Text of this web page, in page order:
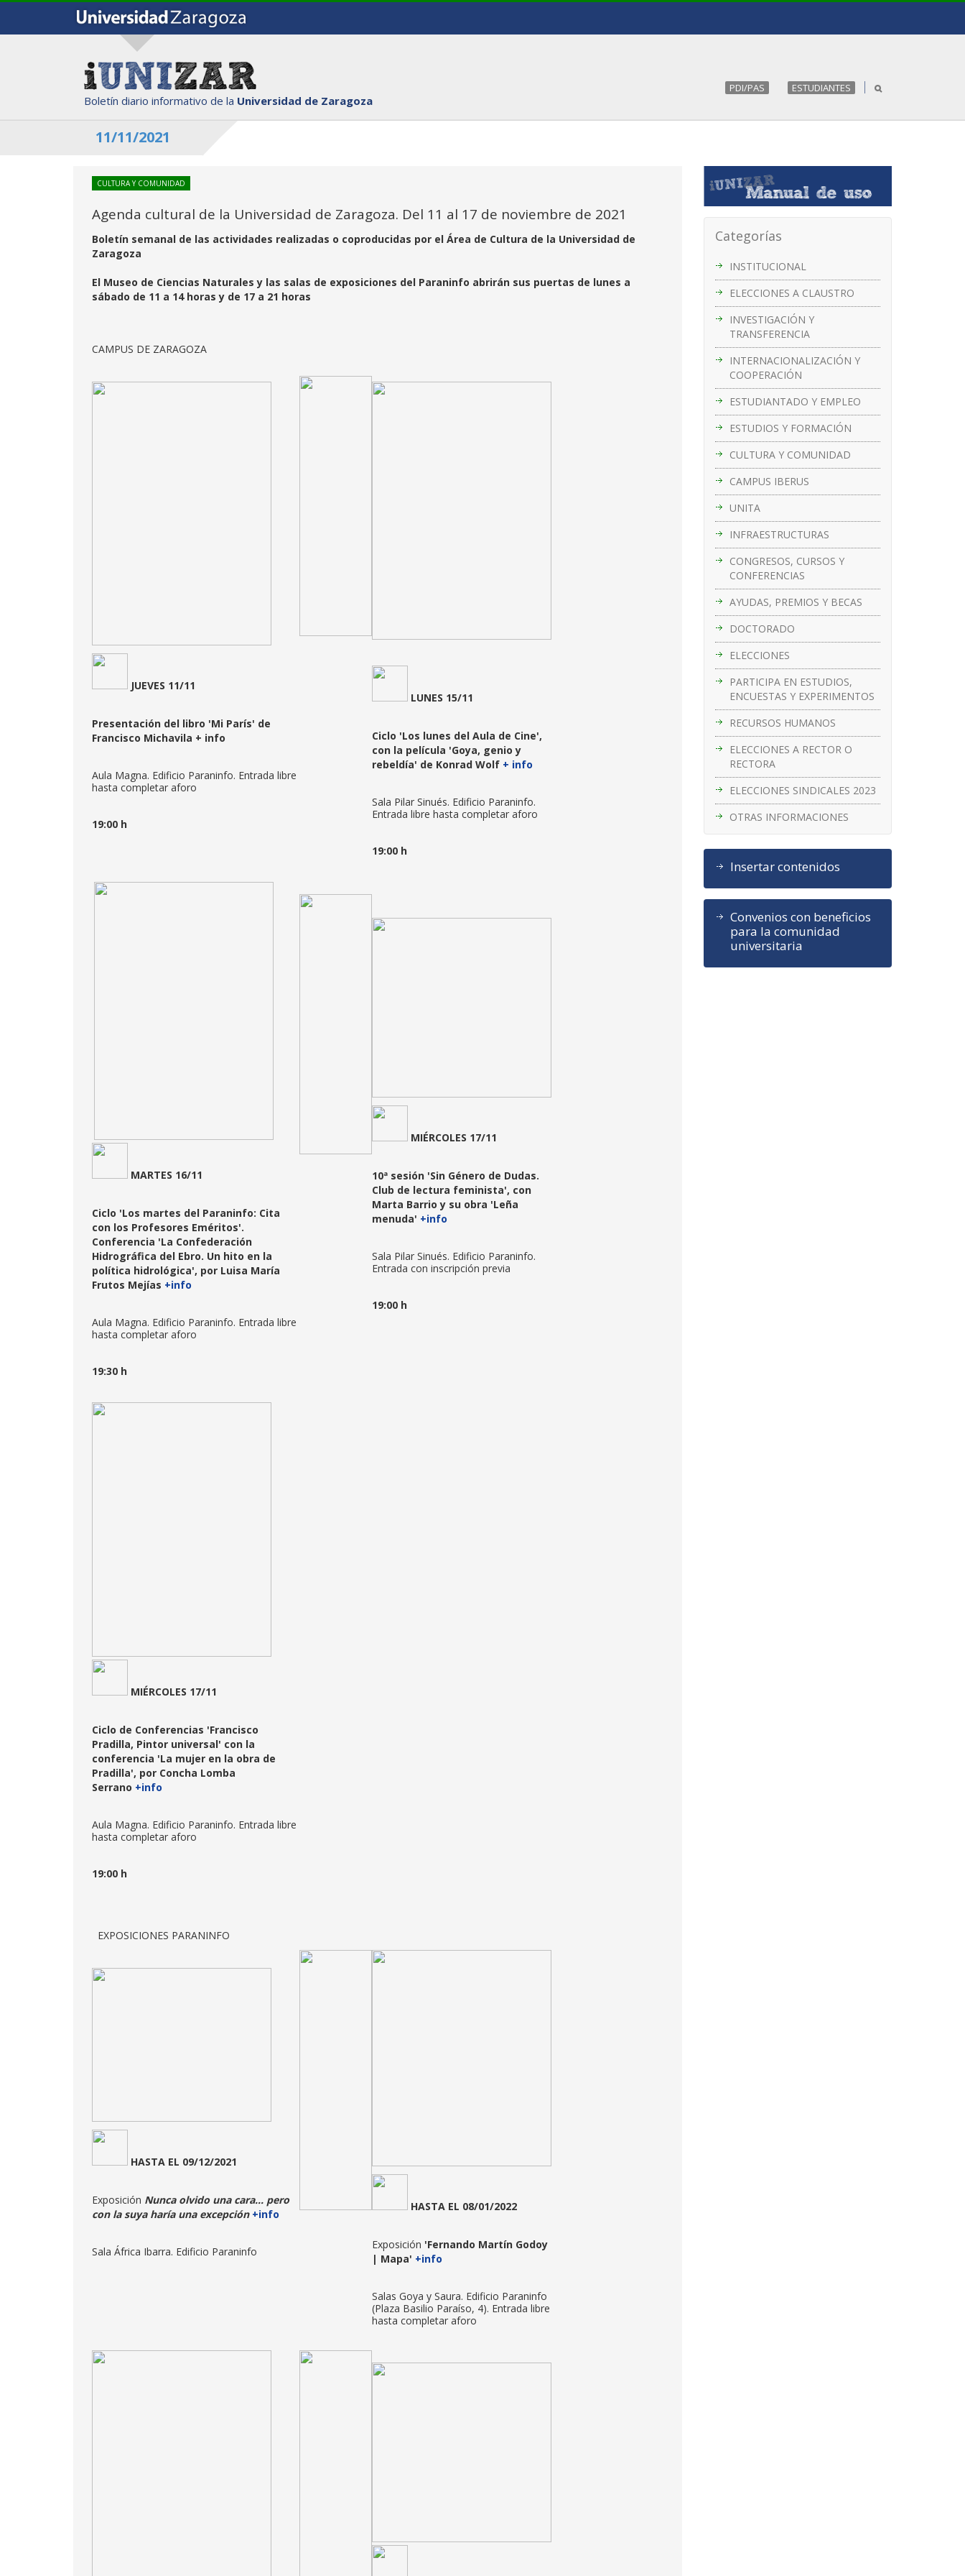
Boletín diario informativo de la Universidad de Zaragoza
PDI/PAS ESTUDIANTES
11/11/2021
Categorías
INSTITUCIONAL
ELECCIONES A CLAUSTRO
INVESTIGACIÓN Y
TRANSFERENCIA
INTERNACIONALIZACIÓN Y
COOPERACIÓN
ESTUDIANTADO Y EMPLEO
ESTUDIOS Y FORMACIÓN
CULTURA Y COMUNIDAD
CAMPUS IBERUS
UNITA
INFRAESTRUCTURAS
CONGRESOS, CURSOS Y
CONFERENCIAS
AYUDAS, PREMIOS Y BECAS
DOCTORADO
ELECCIONES
PARTICIPA EN ESTUDIOS,
ENCUESTAS Y EXPERIMENTOS
RECURSOS HUMANOS
ELECCIONES A RECTOR O
RECTORA
ELECCIONES SINDICALES 2023
OTRAS INFORMACIONES
Insertar contenidos
Convenios con beneficios
para la comunidad
universitaria
CULTURA Y COMUNIDAD
Agenda cultural de la Universidad de Zaragoza. Del 11 al 17 de noviembre de 2021
Boletín semanal de las actividades realizadas o coproducidas por el Área de Cultura de la Universidad de
Zaragoza
El Museo de Ciencias Naturales y las salas de exposiciones del Paraninfo abrirán sus puertas de lunes a
sábado de 11 a 14 horas y de 17 a 21 horas
CAMPUS DE ZARAGOZA
JUEVES 11/11
Presentación del libro 'Mi París' de
Francisco Michavila + info
Aula Magna. Edificio Paraninfo. Entrada libre
hasta completar aforo
19:00 h
LUNES 15/11
Ciclo 'Los lunes del Aula de Cine',
con la película 'Goya, genio y
rebeldía' de Konrad Wolf + info
Sala Pilar Sinués. Edificio Paraninfo.
Entrada libre hasta completar aforo
19:00 h
MARTES 16/11
Ciclo 'Los martes del Paraninfo: Cita
con los Profesores Eméritos'.
Conferencia 'La Confederación
Hidrográfica del Ebro. Un hito en la
política hidrológica', por Luisa María
Frutos Mejías +info
Aula Magna. Edificio Paraninfo. Entrada libre
hasta completar aforo
19:30 h
MIÉRCOLES 17/11
10ª sesión 'Sin Género de Dudas.
Club de lectura feminista', con
Marta Barrio y su obra 'Leña
menuda' +info
Sala Pilar Sinués. Edificio Paraninfo.
Entrada con inscripción previa
19:00 h
MIÉRCOLES 17/11
Ciclo de Conferencias 'Francisco
Pradilla, Pintor universal' con la
conferencia 'La mujer en la obra de
Pradilla', por Concha Lomba
Serrano +info
Aula Magna. Edificio Paraninfo. Entrada libre
hasta completar aforo
19:00 h
EXPOSICIONES PARANINFO
HASTA EL 09/12/2021
Exposición Nunca olvido una cara... pero
con la suya haría una excepción +info
Sala África Ibarra. Edificio Paraninfo
HASTA EL 08/01/2022
Exposición 'Fernando Martín Godoy
| Mapa' +info
Salas Goya y Saura. Edificio Paraninfo
(Plaza Basilio Paraíso, 4). Entrada libre
hasta completar aforo